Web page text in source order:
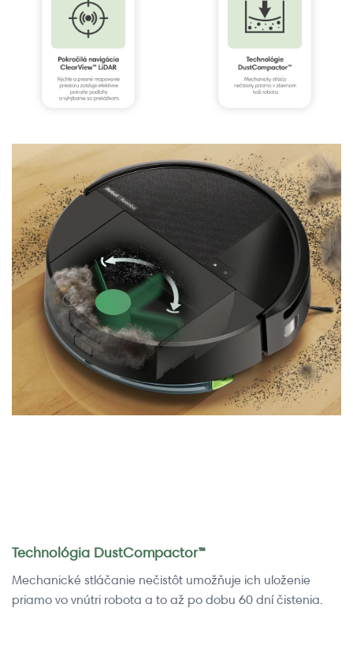
Technológia DustCompactor™
Mechanické stláčanie nečistôt umožňuje ich uloženie
priamo vo vnútri robota a to až po dobu 60 dní čistenia.